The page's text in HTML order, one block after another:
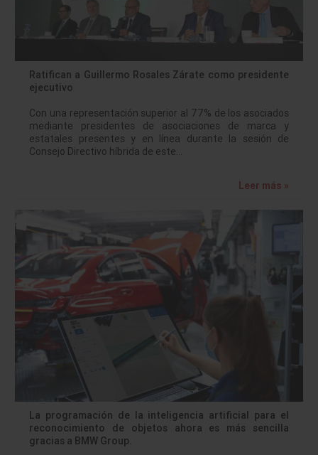
Ratifican a Guillermo Rosales Zárate como presidente
ejecutivo
Con una representación superior al 77% de los asociados
mediante presidentes de asociaciones de marca y
estatales presentes y en línea durante la sesión de
Consejo Directivo híbrida de este…
Leer más »
La programación de la inteligencia artificial para el
reconocimiento de objetos ahora es más sencilla
gracias a BMW Group.